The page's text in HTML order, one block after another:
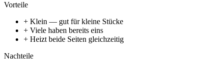
Vorteile
+ Klein — gut für kleine Stücke
+ Viele haben bereits eins
+ Heizt beide Seiten gleichzeitig
Nachteile